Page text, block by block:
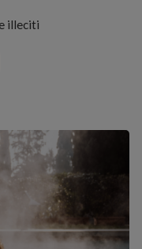
illeciti